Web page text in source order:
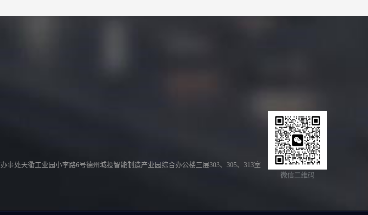
事处天衢工业园小李路6号德州城投智能制造产业园综合办公楼三层303、305、313室
微信二维码